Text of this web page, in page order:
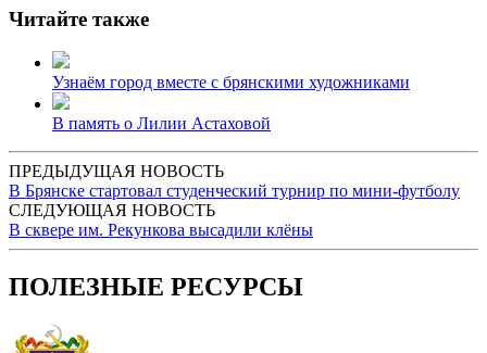
Читайте также
Узнаём город вместе с брянскими художниками
В память о Лилии Астаховой
ПРЕДЫДУЩАЯ НОВОСТЬ
В Брянске стартовал студенческий турнир по мини-футболу
СЛЕДУЮЩАЯ НОВОСТЬ
В сквере им. Рекункова высадили клёны
ПОЛЕЗНЫЕ РЕСУРСЫ